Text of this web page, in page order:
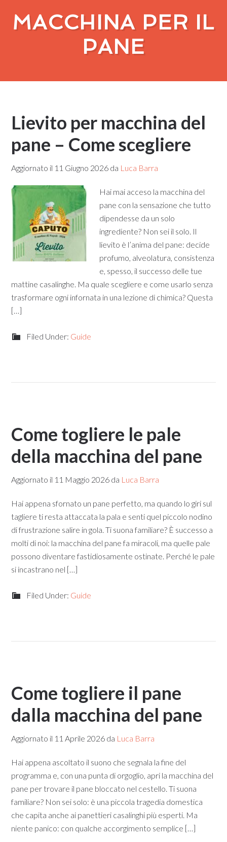
MACCHINA PER IL
PANE
Lievito per macchina del
pane​ – Come scegliere
Aggiornato il 11 Giugno 2026 da Luca Barra
Hai mai acceso la macchina del
pane con la sensazione che tutto
dipendesse da un solo
ingrediente? Non sei il solo. Il
lievito è l’anima del pane: decide
profumo, alveolatura, consistenza
e, spesso, il successo delle tue
mattine casalinghe. Ma quale scegliere e come usarlo senza
trasformare ogni infornata in una lezione di chimica? Questa
[…]
Filed Under: Guide
Come togliere le pale
della macchina del pane​
Aggiornato il 11 Maggio 2026 da Luca Barra
Hai appena sfornato un pane perfetto, ma quando lo giri sul
tagliere ti resta attaccata la pala e senti quel piccolo nodino
di frustrazione salire in gola. Ti suona familiare? È successo a
molti di noi: la macchina del pane fa miracoli, ma quelle pale
possono diventare fastidiosamente ostinate. Perché le pale
si incastrano nel […]
Filed Under: Guide
Come togliere il pane
dalla macchina del pane​
Aggiornato il 11 Aprile 2026 da Luca Barra
Hai appena ascoltato il suono che segnala la fine del
programma e, con una punta di orgoglio, apri la macchina del
pane per trovare il pane bloccato nel cestello. Ti suona
familiare? Non sei solo: è una piccola tragedia domestica
che capita anche ai panettieri casalinghi più esperti. Ma
niente panico: con qualche accorgimento semplice […]